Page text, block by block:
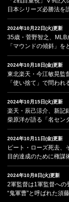
日本シリーズ必勝法を
2024年10月22日(火)更新
35歳・菅野智之、MLB
「マウンドの傾斜」を
2024年10月18日(金)更新
東北楽天・今江敏晃監
「使い捨て」で問われ
2024年10月15日(火)更新
楽天・辰己涼介、新記
柴原洋が語る「名セン
2024年10月11日(金)更新
ピート・ローズ死去、
目的達成のために権謀
2024年10月8日(火)更新
2軍監督は1軍監督への
“鬼軍曹”と呼ばれた須